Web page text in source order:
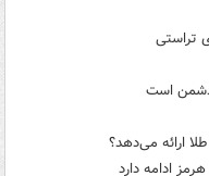
دشمن است
ارائه می‌دهد؟
ادامه دارد